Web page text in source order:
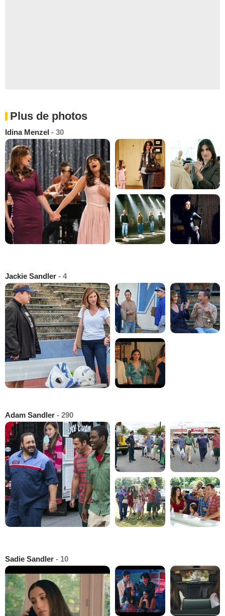
Plus de photos
Idina Menzel - 30
Jackie Sandler - 4
Adam Sandler - 290
Sadie Sandler - 10